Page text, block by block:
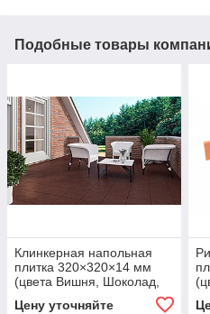
Подобные товары
Клинкерная напольная
плитка 320×320×14 мм
(цвета Вишня, Шоколад,
Цену уточняйте